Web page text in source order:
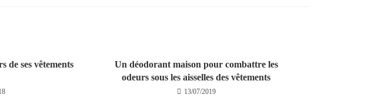
de ses vêtements
Un déodorant maison pour combattre les
odeurs sous les aisselles des vêtements
13/07/2019